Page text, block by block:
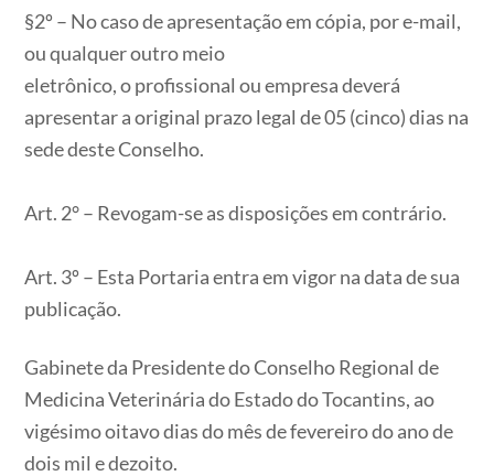
§2º – No caso de apresentação em cópia, por e-mail,
ou qualquer outro meio
eletrônico, o profissional ou empresa deverá
apresentar a original prazo legal de 05 (cinco) dias na
sede deste Conselho.
Art. 2° – Revogam-se as disposições em contrário.
Art. 3º – Esta Portaria entra em vigor na data de sua
publicação.
Gabinete da Presidente do Conselho Regional de
Medicina Veterinária do Estado do Tocantins, ao
vigésimo oitavo dias do mês de fevereiro do ano de
dois mil e dezoito.